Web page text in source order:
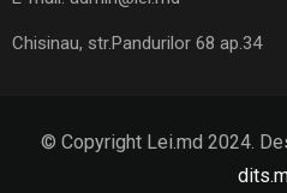
Chisinau, str.Pandurilor 68 ap.34
© Copyright Lei.md 2024.